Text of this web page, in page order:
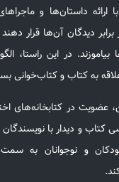
داستان‌ها و
برابر دیدگان آن‌ها قرار
در این راستا،
به کتاب و کتاب‌خوانی
عضویت در کتابخانه‌های
کتاب و دیدار با نویسندگان
و نوجوانان به